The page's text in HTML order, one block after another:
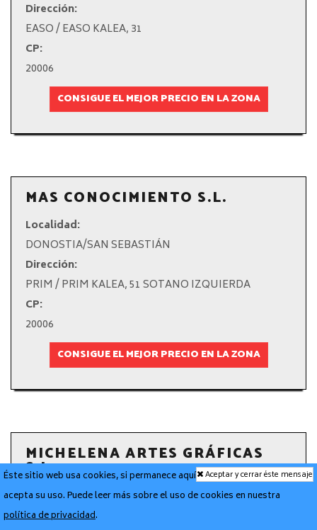
Dirección:
EASO / EASO KALEA, 31
CP:
20006
CONSIGUE EL MEJOR PRECIO EN LA ZONA
MAS CONOCIMIENTO S.L.
Localidad:
DONOSTIA/SAN SEBASTIÁN
Dirección:
PRIM / PRIM KALEA, 51 SOTANO IZQUIERDA
CP:
20006
CONSIGUE EL MEJOR PRECIO EN LA ZONA
MICHELENA ARTES GRÁFICAS
S.L.
Localidad:
DONOSTIA/SAN SEBASTIÁN
Aceptar y cerrar éste mensaje
Éste sitio web usa cookies, si permanece aquí
acepta su uso. Puede leer más sobre el uso de cookies en nuestra
política de privacidad.